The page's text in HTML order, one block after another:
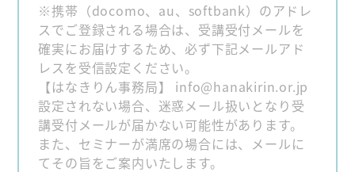
※携帯（docomo、au、softbank）のアドレ
スでご登録される場合は、受講受付メールを
確実にお届けするため、必ず下記メールアド
レスを受信設定ください。
【はなきりん事務局】 info@hanakirin.or.jp
設定されない場合、迷惑メール扱いとなり受
講受付メールが届かない可能性があります。
また、セミナーが満席の場合には、メールに
てその旨をご案内いたします。